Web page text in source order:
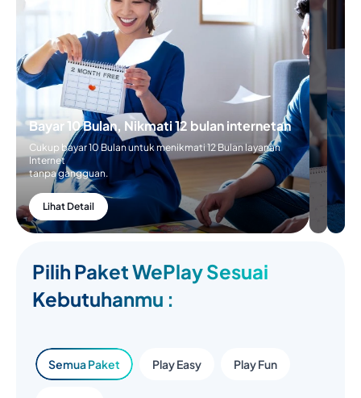
Bayar 10 Bulan, Nikmati 12 bulan internetan
Cukup bayar 10 Bulan untuk menikmati 12 Bulan layanan
Internet
tanpa gangguan.
Lihat Detail
Pilih Paket WePlay Sesuai
Kebutuhanmu :
Semua Paket Play Easy Play Fun